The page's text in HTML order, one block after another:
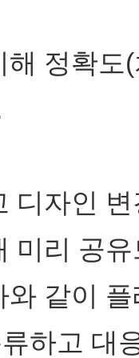
해 정확
디자인
미리 공
와 같이
하고 대